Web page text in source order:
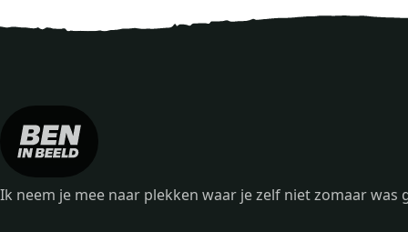
Ik neem je mee naar plekken waar je zelf niet zomaar was